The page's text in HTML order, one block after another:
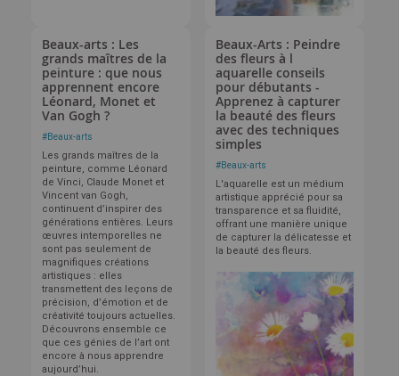
Beaux-arts : Les
grands maîtres de la
peinture : que nous
apprennent encore
Léonard, Monet et
Van Gogh ?
#Beaux-arts
Les grands maîtres de la
peinture, comme Léonard
de Vinci, Claude Monet et
Vincent van Gogh,
continuent d’inspirer des
générations entières. Leurs
œuvres intemporelles ne
sont pas seulement de
magnifiques créations
artistiques : elles
transmettent des leçons de
précision, d’émotion et de
créativité toujours actuelles.
Découvrons ensemble ce
que ces génies de l’art ont
encore à nous apprendre
aujourd’hui.
Beaux-Arts : Peindre
des fleurs à l
aquarelle conseils
pour débutants -
Apprenez à capturer
la beauté des fleurs
avec des techniques
simples
#Beaux-arts
L'aquarelle est un médium
artistique apprécié pour sa
transparence et sa fluidité,
offrant une manière unique
de capturer la délicatesse et
la beauté des fleurs.